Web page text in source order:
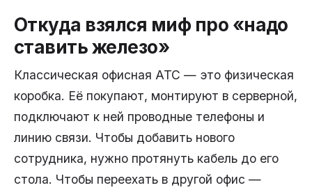
Откуда взялся миф про «надо
ставить железо»
Классическая офисная АТС — это физическая
коробка. Её покупают, монтируют в серверной,
подключают к ней проводные телефоны и
линию связи. Чтобы добавить нового
сотрудника, нужно протянуть кабель до его
стола. Чтобы переехать в другой офис —